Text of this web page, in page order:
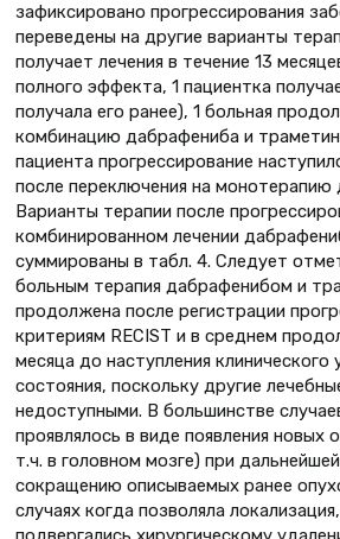
зафиксировано прогрессирования
переведены на другие варианты
получает лечения в течение 13
полного эффекта, 1 пациентка
получала его ранее), 1 больная
комбинацию дабрафениба и
пациента прогрессирование
после переключения на
Варианты терапии после
комбинированном лечении
суммированы в табл. 4. Следует
больным терапия дабрафенибом и
продолжена после регистрации
критериям RECIST и в среднем
месяца до наступления клинического
состояния, поскольку другие
недоступными. В большинстве
проявлялось в виде появления новых
т.ч. в головном мозге) при
сокращению описываемых ранее
случаях когда позволяла